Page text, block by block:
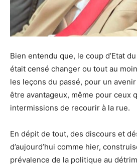
Bien entendu que, le coup d’Etat
était censé changer ou tout au
les leçons du passé, pour un
être avantageux, même pour ceux
intermissions de recourir à la rue.
En dépit de tout, des discours et
d’aujourd’hui comme hier,
prévalence de la politique au